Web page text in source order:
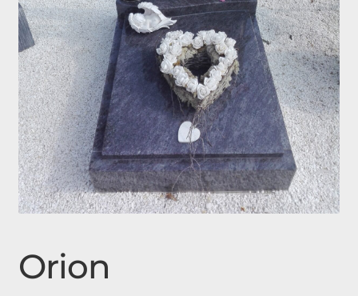
Doplňky
child
menu
Produkty
Urnové hroby skladem
Jednohroby, Dvojhroby
Orion